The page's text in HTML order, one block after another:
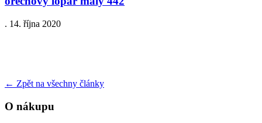
. 14. října 2020
← Zpět na všechny články
O nákupu